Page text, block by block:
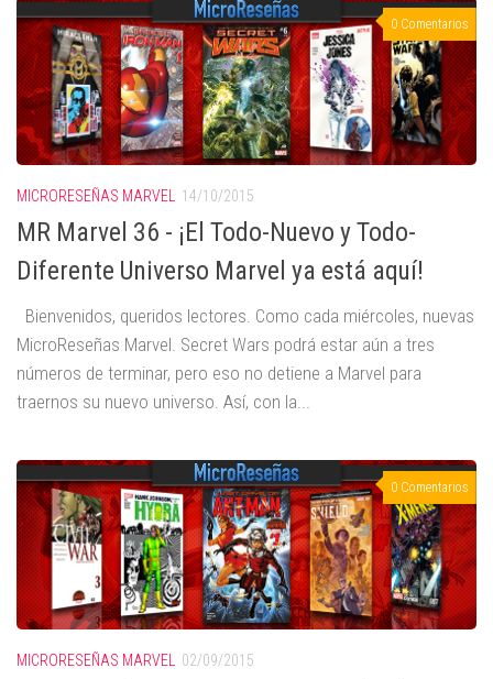
0 Comentarios
MICRORESEÑAS MARVEL 14/10/2015
MR Marvel 36 - ¡El Todo-Nuevo y Todo-
Diferente Universo Marvel ya está aquí!
Bienvenidos, queridos lectores. Como cada miércoles, nuevas
MicroReseñas Marvel. Secret Wars podrá estar aún a tres
números de terminar, pero eso no detiene a Marvel para
traernos su nuevo universo. Así, con la...
0 Comentarios
MICRORESEÑAS MARVEL 02/09/2015